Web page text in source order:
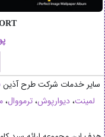
سایر خدمات شرکت طرح آذین
لمینت،دیوارپوش،ترمووال،